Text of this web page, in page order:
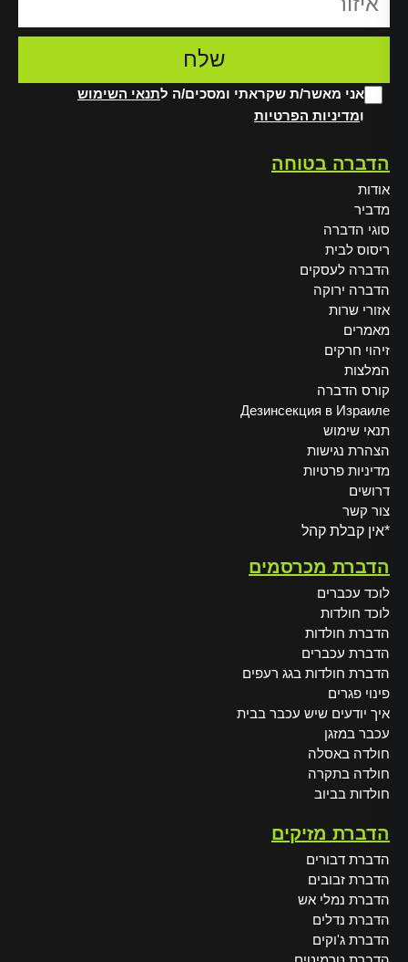
אני מאשר/ת שקראתי ומסכים/ה לתנאי השימוש
ומדיניות הפרטיות
הדברה בטוחה
אודות
מדביר
סוגי הדברה
ריסוס לבית
הדברה לעסקים
הדברה ירוקה
אזורי שרות
מאמרים
זיהוי חרקים
המלצות
קורס הדברה
Дезинсекция в Израиле
תנאי שימוש
הצהרת נגישות
מדיניות פרטיות
דרושים
צור קשר
*אין קבלת קהל
הדברת מכרסמים
לוכד עכברים
לוכד חולדות
הדברת חולדות
הדברת עכברים
הדברת חולדות בגג רעפים
פינוי פגרים
איך יודעים שיש עכבר בבית
עכבר במזגן
חולדה באסלה
חולדה בתקרה
חולדות בביוב
הדברת מזיקים
הדברת דבורים
הדברת זבובים
הדברת נמלי אש
הדברת נדלים
הדברת ג'וקים